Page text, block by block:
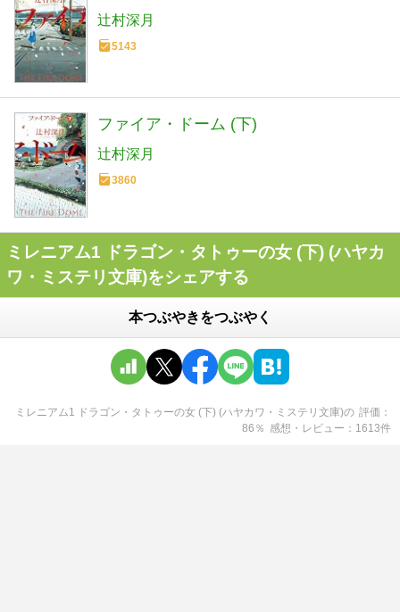
辻村深月
5143
ファイア・ドーム (下)
辻村深月
3860
ミレニアム1 ドラゴン・タトゥーの女 (下) (ハヤカ
ワ・ミステリ文庫)をシェアする
本つぶやきをつぶやく
ミレニアム1 ドラゴン・タトゥーの女 (下) (ハヤカワ・ミステリ文庫)の 評価
86 ％ 感想・レビュー 1613件